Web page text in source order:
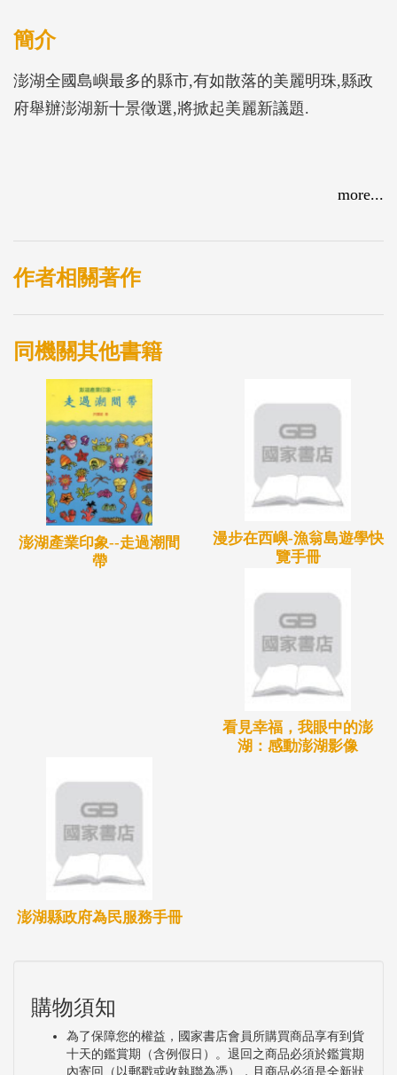
簡介
澎湖全國島嶼最多的縣市,有如散落的美麗明珠,縣政
府舉辦澎湖新十景徵選,將掀起美麗新議題.
more...
作者相關著作
同機關其他書籍
澎湖產業印象--走過潮間
帶
漫步在西嶼-漁翁島遊學快
覽手冊
看見幸福，我眼中的澎
湖：感動澎湖影像
澎湖縣政府為民服務手冊
購物須知
為了保障您的權益，國家書店會員所購買商品享有到貨
十天的鑑賞期（含例假日）。退回之商品必須於鑑賞期
內寄回（以郵戳或收執聯為憑），且商品必須是全新狀